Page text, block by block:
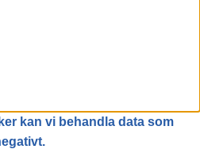
kan vi behandla data som